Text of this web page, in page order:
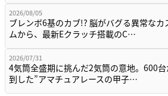
2026/08/05
ブレンボ6基のカブ!? 脳がバグる異常なカ
ムから、最新Eクラッチ搭載のC…
2026/07/31
4気筒全盛期に挑んだ2気筒の意地。600
到した”アマチュアレースの甲子…